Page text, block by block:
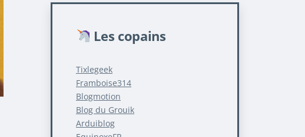
Les copains
Tixlegeek
Framboise314
Blogmotion
Blog du Grouik
Arduiblog